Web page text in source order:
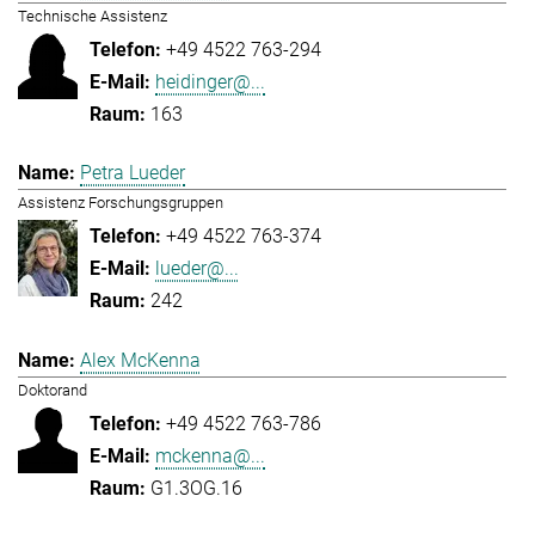
Technische Assistenz
+49 4522 763-294
heidinger@...
163
Petra Lueder
Assistenz Forschungsgruppen
+49 4522 763-374
lueder@...
242
Alex McKenna
Doktorand
+49 4522 763-786
mckenna@...
G1.3OG.16